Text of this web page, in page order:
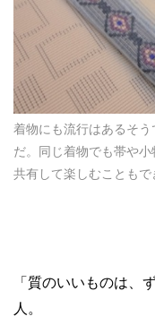
着物にも流行はあるそ
だ。同じ着物でも帯や
共有して楽しむこともで
「質のいいものは、
人。